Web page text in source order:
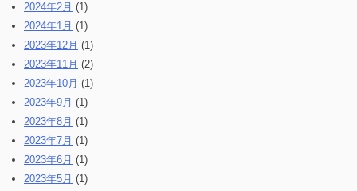
2024年2月 (1)
2024年1月 (1)
2023年12月 (1)
2023年11月 (2)
2023年10月 (1)
2023年9月 (1)
2023年8月 (1)
2023年7月 (1)
2023年6月 (1)
2023年5月 (1)